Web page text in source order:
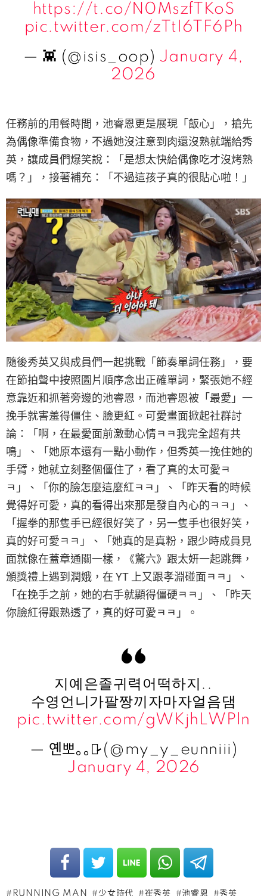
https://t.co/N0MszfTKoS
pic.twitter.com/zTtI6TF6Ph
— 👾 (@isis_oop) January 4,
2026
任務前的用餐時間，池睿恩更是展現「飯心」，搶先
為偶像準備食物，不過她沒注意到肉還沒熟就端給秀
英，讓成員們爆笑說：「是想太快給偶像吃才沒烤熟
嗎？」，接著補充：「不過這孩子真的很貼心啦！」
隨後秀英又與成員們一起挑戰「節奏單詞任務」，要
在節拍聲中按照圖片順序念出正確單詞，緊張她不經
意靠近和抓著旁邊的池睿恩，而池睿恩被「最愛」一
挽手就害羞得僵住、臉更紅。可愛畫面掀起社群討
論：「啊，在最愛面前激動心情ㅋㅋ我完全超有共
鳴」、「她原本還有一點小動作，但秀英一挽住她的
手臂，她就立刻整個僵住了，看了真的太可愛ㅋ
ㅋ」、「你的臉怎麼這麼紅ㅋㅋ」、「昨天看的時候
覺得好可愛，真的看得出來那是發自內心的ㅋㅋ」、
「握拳的那隻手已經很好笑了，另一隻手也很好笑，
真的好可愛ㅋㅋ」、「她真的是真粉，跟少時成員見
面就像在蓋章通關一樣，《驚六》跟太妍一起跳舞，
頒獎禮上遇到潤娥，在 YT 上又跟孝淵碰面ㅋㅋ」、
「在挽手之前，她的右手就顯得僵硬ㅋㅋ」、「昨天
你臉紅得跟熟透了，真的好可愛ㅋㅋ」。
지예은졸귀력어떡하지..
수영언니가팔짱끼자마자얼음댐
pic.twitter.com/gWKjhLWPln
— 옌뽀｡｡♡̷̷̷ (@my_y_eunniii)
January 4, 2026
RUNNING MAN 少女時代 崔秀英 池睿恩 秀英